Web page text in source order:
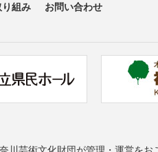
組み
お問い合わせ
川芸術文化財団が管理・運営をお